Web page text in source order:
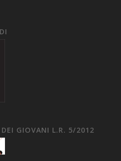
DEI GIOVANI L.R. 5/2012